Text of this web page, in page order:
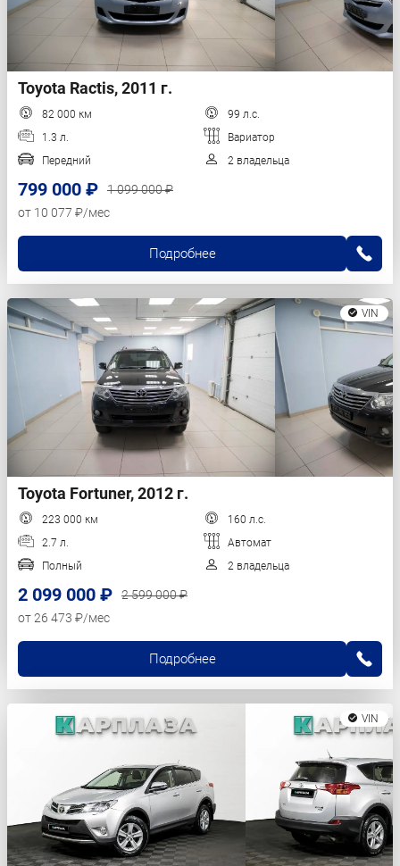
Toyota Ractis, 2011 г.
82 000 км
99 л.с.
1.3 л.
Вариатор
Передний
2 владельца
799 000 ₽
1 099 000 ₽
от 10 077 ₽/мес
Подробнее
VIN
Toyota Fortuner, 2012 г.
223 000 км
160 л.с.
2.7 л.
Автомат
Полный
2 владельца
2 099 000 ₽
2 599 000 ₽
от 26 473 ₽/мес
Подробнее
VIN